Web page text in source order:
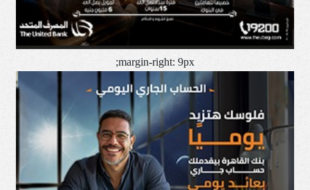
margin-right: 9px;